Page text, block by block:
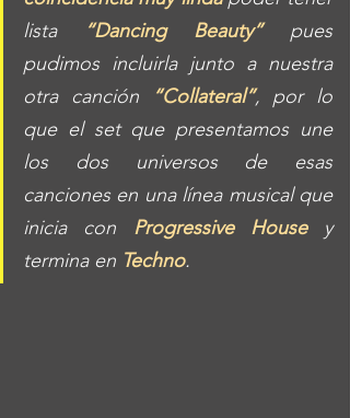
lista
“Dancing Beauty” pues
pudimos incluirla junto a nuestra
otra canción
“Collateral”, por lo
que el set que presentamos une
los dos universos de esas
canciones en una línea musical que
inicia con Progressive House y
termina en Techno.